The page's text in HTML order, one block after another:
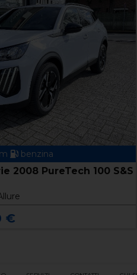
benzina
2008 PureTech 100 S&S
€